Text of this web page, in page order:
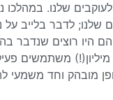
לעוקבים שלנו.
שלנו; לדבר בלייב
היו רוצים שנדבר
מובהק וחד